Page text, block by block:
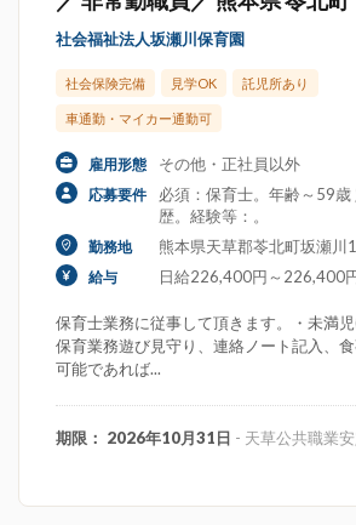
社会福祉法人坂瀬川保育園
社会保険完備 見学OK 託児所あり
車通勤・マイカー通勤可
雇用形態 その他・正社員以外
応募要件
必須：保育士。年齢～59歳
歴。経験等：。
勤務地 熊本県天草郡苓北町坂瀬川
給与 日給226,400円～226,400
保育士業務に従事して頂きます。・未満
保育業務遊び見守り、連絡ノート記入、
可能であれば...
期限： 2026年10月31日 - 天草公共職業